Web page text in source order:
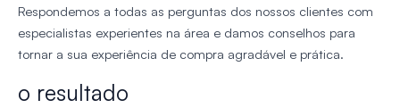
Respondemos a todas as perguntas dos nossos clientes com
especialistas experientes na área e damos conselhos para
tornar a sua experiência de compra agradável e prática.
o resultado